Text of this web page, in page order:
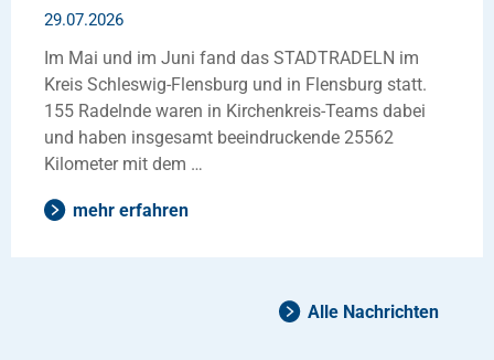
29.07.2026
Im Mai und im Juni fand das STADTRADELN im
Kreis Schleswig-Flensburg und in Flensburg statt.
155 Radelnde waren in Kirchenkreis-Teams dabei
und haben insgesamt beeindruckende 25562
Kilometer mit dem …
mehr erfahren
Alle Nachrichten